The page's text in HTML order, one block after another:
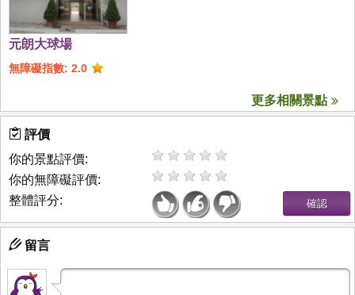
元朗大球場
無障礙指數: 2.0
更多相關景點
評價
你的景點評價:
你的無障礙評價:
整體評分:
留言